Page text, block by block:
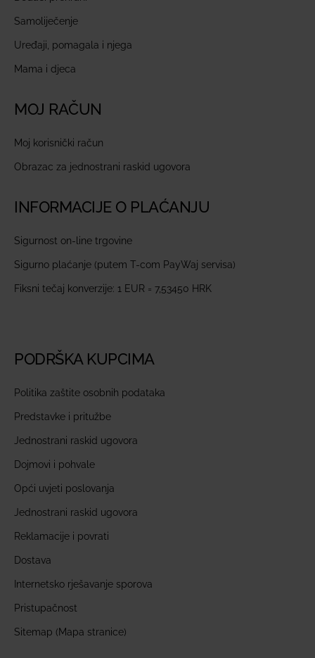
Samoliječenje
Uređaji, pomagala i njega
Mama i djeca
MOJ RAČUN
Moj korisnički račun
Obrazac za jednostrani raskid ugovora
INFORMACIJE O PLAĆANJU
Sigurnost on-line trgovine
Sigurno plaćanje (putem T-com PayWaj servisa)
Fiksni tečaj konverzije: 1 EUR = 7,53450 HRK
PODRŠKA KUPCIMA
Politika zaštite osobnih podataka
Predstavke i pritužbe
Jednostrani raskid ugovora
Dojmovi i pohvale
Opći uvjeti poslovanja
Jednostrani raskid ugovora
Reklamacije i povrati
Dostava
Internetsko rješavanje sporova
Pristupačnost
Sitemap (Mapa stranice)